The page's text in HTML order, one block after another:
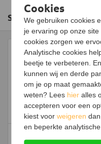
Pook: hiermee kan je
verspreiden
Schep: hiermee kan je
scheppen
Slim combineren
Houtbak in V-vorm
125,-
Cookies
We gebruiken cookies
je ervaring op onze
cookies zorgen we
Analytische cookies
beetje te verbeteren.
kunnen wij en derde
om je op maat
weten? Lees hier alles
accepteren voor een
kiest voorweigeren
en beperkte analytische